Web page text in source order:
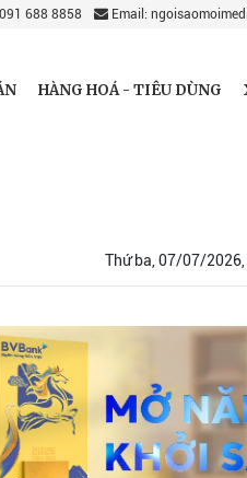
688 8858 Email:
HÀNG HOÁ - TIÊU DÙNG
Thứ ba, 07/07/2026,